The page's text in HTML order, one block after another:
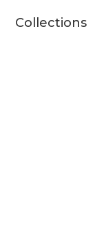
Collections